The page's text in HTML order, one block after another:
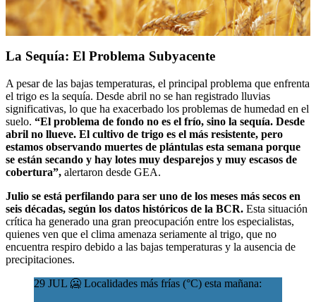
La Sequía: El Problema Subyacente
A pesar de las bajas temperaturas, el principal problema que enfrenta
el trigo es la sequía. Desde abril no se han registrado lluvias
significativas, lo que ha exacerbado los problemas de humedad en el
suelo. “El problema de fondo no es el frío, sino la sequía. Desde
abril no llueve. El cultivo de trigo es el más resistente, pero
estamos observando muertes de plántulas esta semana porque
se están secando y hay lotes muy desparejos y muy escasos de
cobertura”, alertaron desde GEA.
Julio se está perfilando para ser uno de los meses más secos en
seis décadas, según los datos históricos de la BCR. Esta situación
crítica ha generado una gran preocupación entre los especialistas,
quienes ven que el clima amenaza seriamente al trigo, que no
encuentra respiro debido a las bajas temperaturas y la ausencia de
precipitaciones.
29 JUL 🥶 Localidades más frías (°C) esta mañana: